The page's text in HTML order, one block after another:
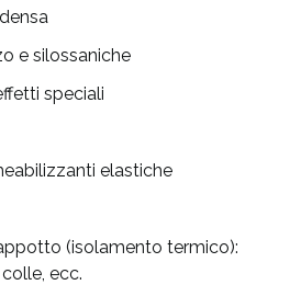
e silossaniche
speciali
elastiche
(isolamento termico):
ecc.